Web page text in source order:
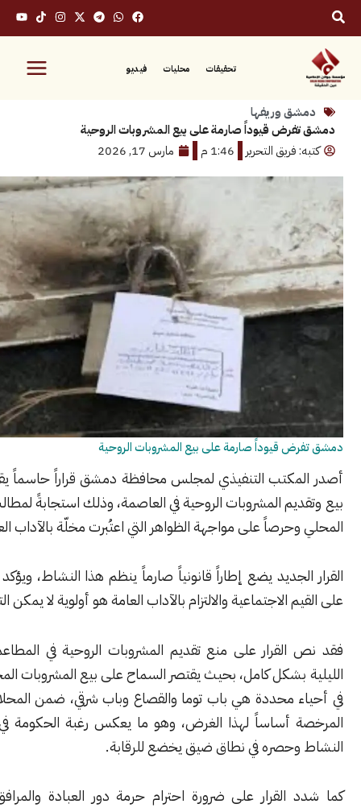
محليات فيديو
وريفها
قيوداً صارمة على بيع المشروبات الروحية
فريق التحرير
1:46 م مارس 17, 2026
قيوداً صارمة على بيع المشروبات الروحية
التنفيذي لمجلس محافظة دمشق قراراً حاسماً يقضي بتقييد
المشروبات الروحية في العاصمة، وذلك استجابةً لمطالب المجتمع
على مواجهة الظواهر التي اعتُبرت مخلّة بالآداب العامة.
يضع إطاراً قانونياً صارماً ينظم هذا النشاط، ويؤكد أن الحفاظ
الاجتماعية والالتزام بالآداب العامة هو أولوية لا يمكن التهاون فيها.
على منع تقديم المشروبات الروحية في المطاعم والملاهي
بشكل كامل، بحيث يقتصر السماح على بيع المشروبات المختومة فقط
محددة هي باب توما والقصاع وباب شرقي، ضمن المحلات التجارية
أساساً لهذا الغرض، وهو ما يعكس رغبة الحكومة في ضبط هذا
في نطاق ضيق يخضع للرقابة.
على ضرورة احترام حرمة دور العبادة والمرافق التعليمية